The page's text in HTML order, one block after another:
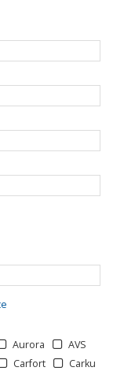
Aurora
AVS
Carfort
Carku